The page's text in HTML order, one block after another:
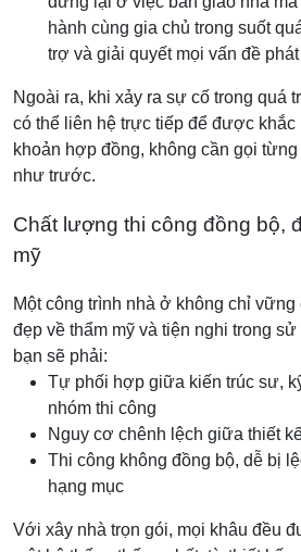
hành cùng gia chủ trong suốt
trợ và giải quyết mọi vấn đề
Ngoài ra, khi xảy ra sự cố trong quá
có thể liên hệ trực tiếp để được khắc
khoản hợp đồng, không cần gọi
như trước.
Chất lượng thi công đồng bộ,
mỹ
Một công trình nhà ở không chỉ vững
đẹp về thẩm mỹ và tiện nghi trong
bạn sẽ phải:
Tự phối hợp giữa kiến trúc sư,
nhóm thi công
Nguy cơ chênh lệch giữa thiết
Thi công không đồng bộ, dễ bị
hạng mục
Với xây nhà trọn gói, mọi khâu đều